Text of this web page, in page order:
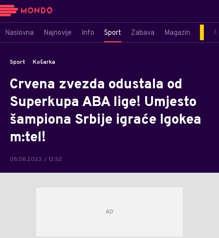
Naslovna Najnovije Info Sport Zabava Magazin
Sport Košarka
Crvena zvezda odustala od
Superkupa ABA lige! Umjesto
šampiona Srbije igraće Igokea
m:tel!
08.08.2023. / 12:52